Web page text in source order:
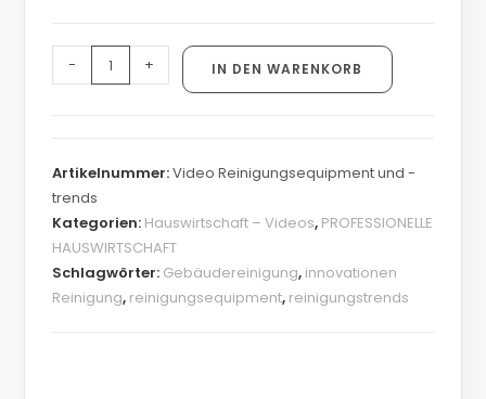
- + IN DEN WARENKORB
Artikelnummer:Video Reinigungsequipment und -
trends
Kategorien: Hauswirtschaft – Videos, PROFESSIONELLE
HAUSWIRTSCHAFT
Schlagwörter: Gebäudereinigung, innovationen
Reinigung, reinigungsequipment, reinigungstrends